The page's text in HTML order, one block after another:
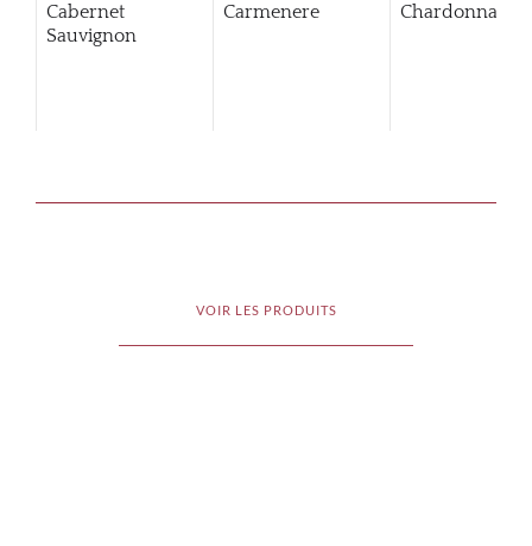
Cabernet
Sauvignon
Carmenere Chardonnay
VOIR LES PRODUITS